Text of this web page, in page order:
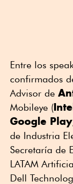
Entre los
confirmados
Advisor de
Mobileye (
Google Play
de Industria
Secretaría de
LATAM
Dell